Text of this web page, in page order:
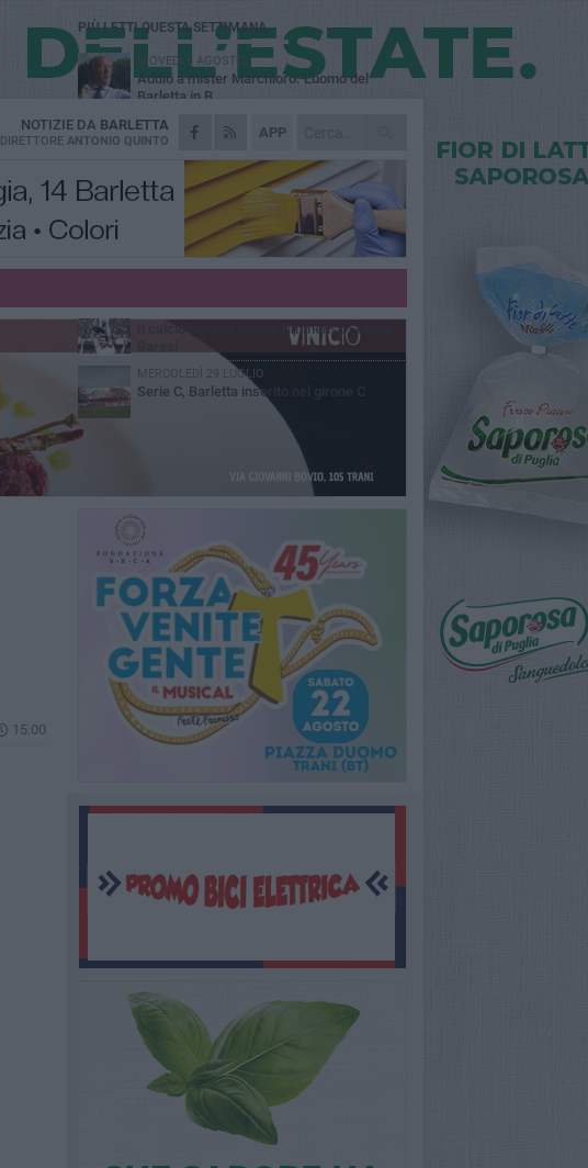
APP
NOTIZIE DA BARLETTA
DIRETTORE ANTONIO QUINTO
15.00
PIÙ LETTI QUESTA SETTIMANA
GIOVEDÌ 6 AGOSTO
Addio a mister Marchioro. L'uomo del
Barletta in B
SABATO 1 AGOSTO
Poker di Da Silva, Barletta batte Soccer
Trani 4-1 in amichevole
VENERDÌ 31 LUGLIO
Serie C Sky Wifi: fissate date e orari delle
prime otto giornate di campionato.
VENERDÌ 31 LUGLIO
Barletta 1922: un avvio tostissimo e
VENERDÌ 31 LUGLIO
Il calcio italiano piange l'immenso Franco
MERCOLEDÌ 29 LUGLIO
Serie C, Barletta inserito nel girone C